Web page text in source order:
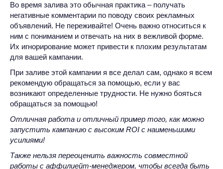
Во время залива это обычная практика – получать
негативные комментарии по поводу своих рекламных
объявлений. Не переживайте! Очень важно относиться к
ним с пониманием и отвечать на них в вежливой форме.
Их игнорирование может привести к плохим результатам
для вашей кампании.
При заливе этой кампании я все делал сам, однако я всем
рекомендую обращаться за помощью, если у вас
возникают определенные трудности. Не нужно бояться
обращаться за помощью!
Отличная работа и отличный пример того, как можно
запустить кампанию с высоким ROI с наименьшими
усилиями!
Также нельзя переоценить важность совместной
работы с аффилиейт-менеджером, чтобы всегда быть